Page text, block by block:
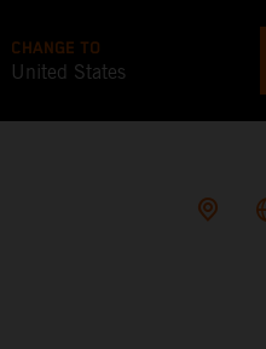
CHANGE TO
United States